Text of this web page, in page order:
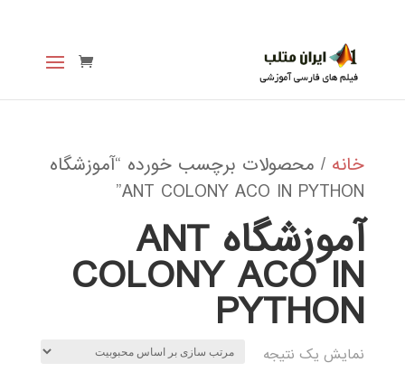
خانه / محصولات برچسب خورده “آموزشگاه
ANT COLONY ACO IN PYTHON”
آموزشگاه ANT
COLONY ACO IN
PYTHON
نمایش یک نتیجه